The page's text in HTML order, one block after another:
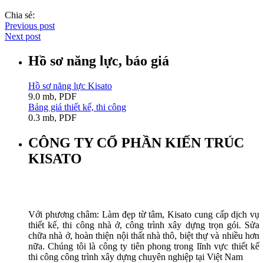
Chia sẻ:
Previous post
Next post
Hồ sơ năng lực, báo giá
Hồ sơ năng lực Kisato
9.0 mb, PDF
Bảng giá thiết kế, thi công
0.3 mb, PDF
CÔNG TY CỔ PHẦN KIẾN TRÚC
KISATO
Với phương châm: Làm đẹp từ tâm, Kisato cung cấp dịch vụ
thiết kế, thi công nhà ở, công trình xây dựng trọn gói. Sửa
chữa nhà ở, hoàn thiện nội thất nhà thô, biệt thự và nhiều hơn
nữa. Chúng tôi là công ty tiên phong trong lĩnh vực thiết kế
thi công công trình xây dựng chuyên nghiệp tại Việt Nam